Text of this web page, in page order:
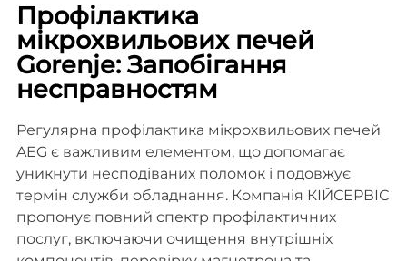
Профілактика
мікрохвильових печей
Gorenje: Запобігання
несправностям
Регулярна профілактика мікрохвильових печей
AEG є важливим елементом, що допомагає
уникнути несподіваних поломок і подовжує
термін служби обладнання. Компанія КІЙСЕРВІС
пропонує повний спектр профілактичних
послуг, включаючи очищення внутрішніх